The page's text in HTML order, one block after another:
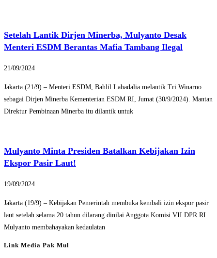
Setelah Lantik Dirjen Minerba, Mulyanto Desak
Menteri ESDM Berantas Mafia Tambang Ilegal
21/09/2024
Jakarta (21/9) – Menteri ESDM, Bahlil Lahadalia melantik Tri Winarno
sebagai Dirjen Minerba Kementerian ESDM RI, Jumat (30/9/2024). Mantan
Direktur Pembinaan Minerba itu dilantik untuk
Mulyanto Minta Presiden Batalkan Kebijakan Izin
Ekspor Pasir Laut!
19/09/2024
Jakarta (19/9) – Kebijakan Pemerintah membuka kembali izin ekspor pasir
laut setelah selama 20 tahun dilarang dinilai Anggota Komisi VII DPR RI
Mulyanto membahayakan kedaulatan
Link Media Pak Mul